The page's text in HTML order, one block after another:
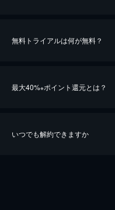
無料トライアルは何が無料？
最大40%※ポイント還元とは？
いつでも解約できますか